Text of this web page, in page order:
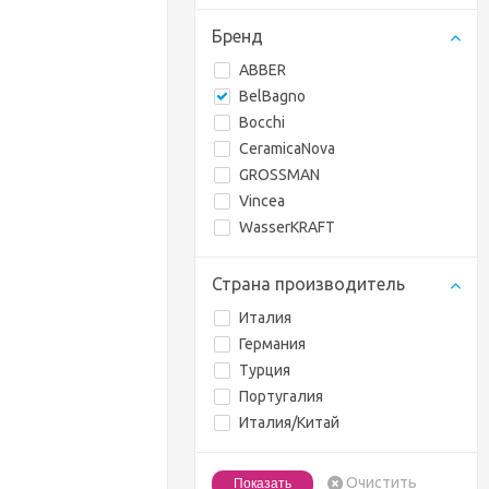
Бренд
ABBER
BelBagno
Bocchi
CeramicaNova
GROSSMAN
Vincea
WasserKRAFT
Страна производитель
Италия
Германия
Турция
Португалия
Италия/Китай
Очистить